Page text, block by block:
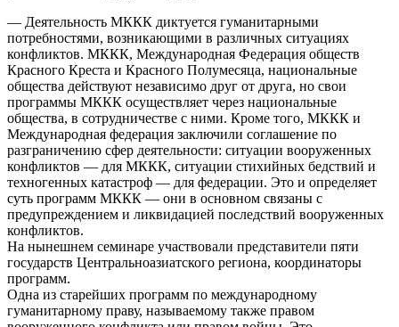
— Деятельность МККК диктуется гуманитарными
потребностями, возникающими в различных ситуациях
конфликтов. МККК, Международная Федерация обществ
Красного Креста и Красного Полумесяца, национальные
общества действуют независимо друг от друга, но свои
программы МККК осуществляет через национальные
общества, в сотрудничестве с ними. Кроме того, МККК и
Международная федерация заключили соглашение по
разграничению сфер деятельности: ситуации вооруженных
конфликтов — для МККК, ситуации стихийных бедствий и
техногенных катастроф — для федерации. Это и определяет
суть программ МККК — они в основном связаны с
предупреждением и ликвидацией последствий вооруженных
конфликтов.
На нынешнем семинаре участвовали представители пяти
государств Центральноазиатского региона, координаторы
программ.
Одна из старейших программ по международному
гуманитарному праву, называемому также правом